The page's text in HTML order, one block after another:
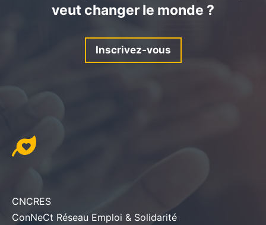
veut changer le monde ?
Inscrivez-vous
CNCRES
ConNeCt Réseau Emploi & Solidarité